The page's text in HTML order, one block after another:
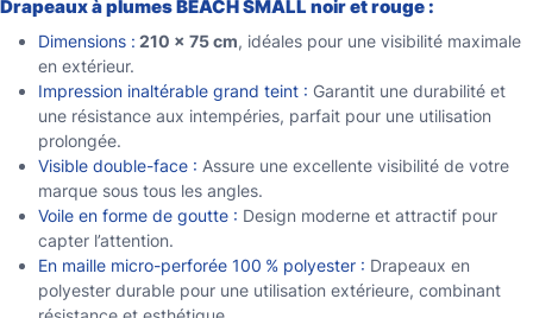
Drapeaux à plumes BEACH SMALL noir et rouge :
Dimensions : 210 × 75 cm, idéales pour une visibilité maximale
en extérieur.
Impression inaltérable grand teint : Garantit une durabilité et
une résistance aux intempéries, parfait pour une utilisation
prolongée.
Visible double-face : Assure une excellente visibilité de votre
marque sous tous les angles.
Voile en forme de goutte : Design moderne et attractif pour
capter l’attention.
En maille micro-perforée 100 % polyester : Drapeaux en
polyester durable pour une utilisation extérieure, combinant